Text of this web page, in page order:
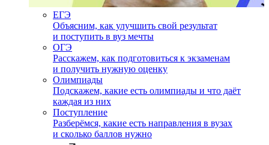
ЕГЭ
Объясним, как улучшить свой результат
и поступить в вуз мечты
ОГЭ
Расскажем, как подготовиться к экзаменам
и получить нужную оценку
Олимпиады
Подскажем, какие есть олимпиады и что даёт
каждая из них
Поступление
Разберёмся, какие есть направления в вузах
и сколько баллов нужно